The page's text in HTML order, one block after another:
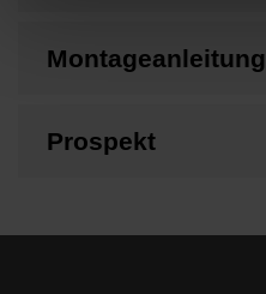
Montageanleitung
Prospekt